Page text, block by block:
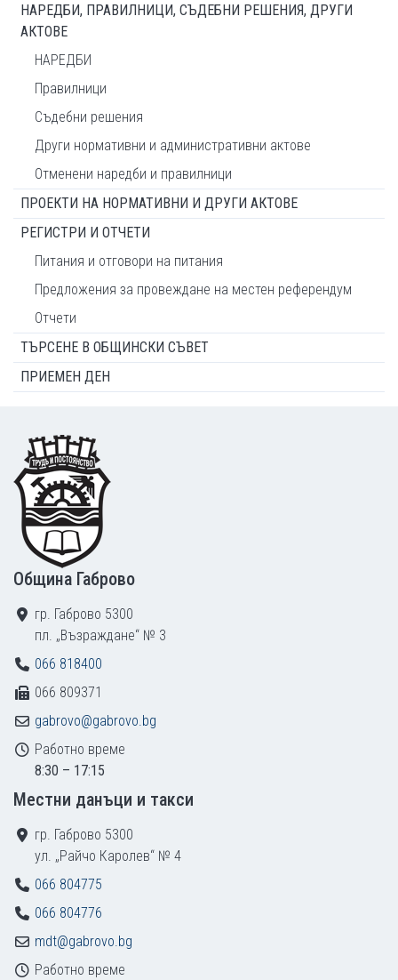
НАРЕДБИ, ПРАВИЛНИЦИ, СЪДЕБНИ РЕШЕНИЯ, ДРУГИ
АКТОВЕ
НАРЕДБИ
Правилници
Съдебни решения
Други нормативни и административни актове
Отменени наредби и правилници
ПРОЕКТИ НА НОРМАТИВНИ И ДРУГИ АКТОВЕ
РЕГИСТРИ И ОТЧЕТИ
Питания и отговори на питания
Предложения за провеждане на местен референдум
Отчети
ТЪРСЕНЕ В ОБЩИНСКИ СЪВЕТ
ПРИЕМЕН ДЕН
Footer
Община Габрово
гр. Габрово 5300
пл. „Възраждане“ № 3
066 818400
066 809371
gabrovo@gabrovo.bg
Работно време
8:30 – 17:15
Местни данъци и такси
гр. Габрово 5300
ул. „Райчо Каролев“ № 4
066 804775
066 804776
mdt@gabrovo.bg
Работно време